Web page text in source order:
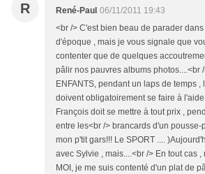
R René-Paul 06/11/2011 19:43
<br /> C'est bien beau de parader
d'époque , mais je vous signale que
contenter que de quelques
pâlir nos pauvres albums photos....<br
ENFANTS, pendant un laps de temps ,
doivent obligatoirement se faire à
François doit se mettre à tout prix ,
entre les<br /> brancards d'un pousse-
mon p'tit gars!!! Le SPORT ....
avec Sylvie , mais....<br /> En tout cas
MOI, je me suis contenté d'un plat de